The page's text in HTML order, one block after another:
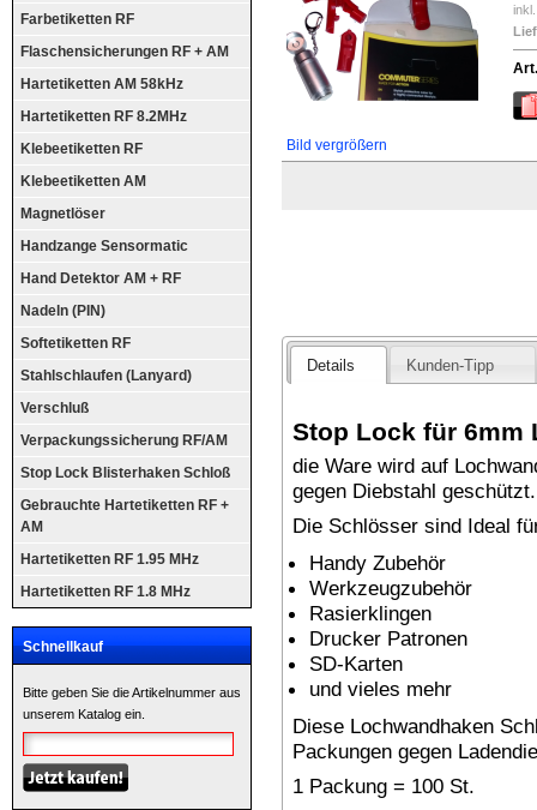
Farbetiketten RF
Flaschensicherungen RF + AM
Hartetiketten AM 58kHz
Hartetiketten RF 8.2MHz
Klebeetiketten RF
Klebeetiketten AM
Magnetlöser
Handzange Sensormatic
Hand Detektor AM + RF
Nadeln (PIN)
Softetiketten RF
Stahlschlaufen (Lanyard)
Verschluß
Verpackungssicherung RF/AM
Stop Lock Blisterhaken Schloß
Gebrauchte Hartetiketten RF +
AM
Hartetiketten RF 1.95 MHz
Hartetiketten RF 1.8 MHz
Schnellkauf
Bitte geben Sie die Artikelnummer aus
unserem Katalog ein.
Bild vergrößern
Details Kunden-Tipp
Stop Lock für 6mm
die Ware wird auf
gegen Diebstahl geschützt.
Die Schlösser sind Ideal
Handy Zubehör
Werkzeugzubehör
Rasierklingen
Drucker Patronen
SD-Karten
und vieles mehr
Diese Lochwandhaken
Packungen gegen
1 Packung = 100 St.